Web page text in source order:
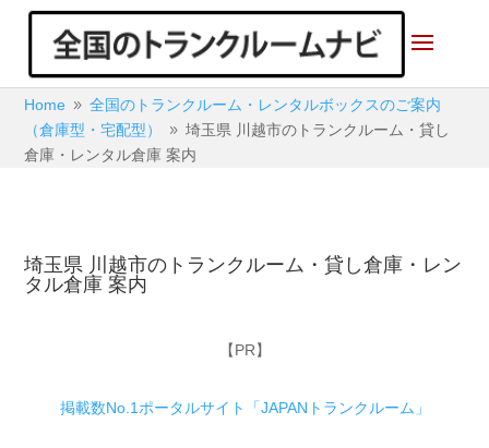
Home 9 全国のトランクルーム・レンタルボックスのご案内
（倉庫型・宅配型）
9 埼玉県 川越市のトランクルーム・貸し
倉庫・レンタル倉庫 案内
埼玉県 川越市のトランクルーム・貸し倉庫・レン
タル倉庫 案内
【PR】
掲載数No.1ポータルサイト「JAPANトランクルーム」